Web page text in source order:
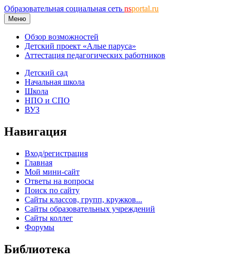
Образовательная социальная сеть nsportal.ru
Меню
Обзор возможностей
Детский проект «Алые паруса»
Аттестация педагогических работников
Детский сад
Начальная школа
Школа
НПО и СПО
ВУЗ
Навигация
Вход/регистрация
Главная
Мой мини-сайт
Ответы на вопросы
Поиск по сайту
Сайты классов, групп, кружков...
Сайты образовательных учреждений
Сайты коллег
Форумы
Библиотека